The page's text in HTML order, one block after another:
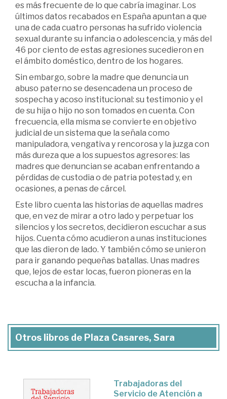
es más frecuente de lo que cabría imaginar. Los
últimos datos recabados en España apuntan a que
una de cada cuatro personas ha sufrido violencia
sexual durante su infancia o adolescencia, y más del
46 por ciento de estas agresiones sucedieron en
el ámbito doméstico, dentro de los hogares.
Sin embargo, sobre la madre que denuncia un
abuso paterno se desencadena un proceso de
sospecha y acoso institucional: su testimonio y el
de su hija o hijo no son tomados en cuenta. Con
frecuencia, ella misma se convierte en objetivo
judicial de un sistema que la señala como
manipuladora, vengativa y rencorosa y la juzga con
más dureza que a los supuestos agresores: las
madres que denuncian se acaban enfrentando a
pérdidas de custodia o de patria potestad y, en
ocasiones, a penas de cárcel.
Este libro cuenta las historias de aquellas madres
que, en vez de mirar a otro lado y perpetuar los
silencios y los secretos, decidieron escuchar a sus
hijos. Cuenta cómo acudieron a unas instituciones
que las dieron de lado. Y también cómo se unieron
para ir ganando pequeñas batallas. Unas madres
que, lejos de estar locas, fueron pioneras en la
escucha a la infancia.
Otros libros de Plaza Casares, Sara
Trabajadoras del
Servicio de Atención a